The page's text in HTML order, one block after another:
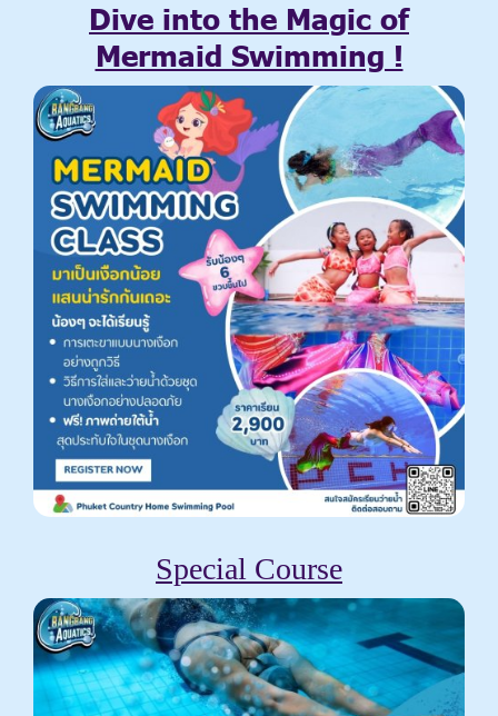
Dive into the Magic of
Mermaid Swimming !
Special Course